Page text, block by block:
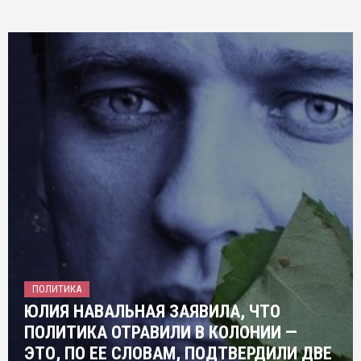
ПОЛИТИКА
ЮЛИЯ НАВАЛЬНАЯ ЗАЯВИЛА, ЧТО
ПОЛИТИКА ОТРАВИЛИ В КОЛОНИИ —
ЭТО, ПО ЕЕ СЛОВАМ, ПОДТВЕРДИЛИ ДВЕ